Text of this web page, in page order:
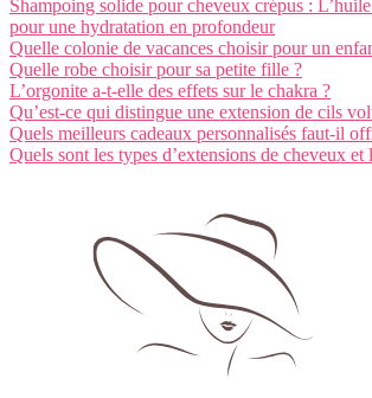
Shampoing solide pour cheveux crépus : L’huile
pour une hydratation en profondeur
Quelle colonie de vacances choisir pour un
Quelle robe choisir pour sa petite fille ?
L’orgonite a-t-elle des effets sur le chakra ?
Qu’est-ce qui distingue une extension de cils
Quels meilleurs cadeaux personnalisés faut-il
Quels sont les types d’extensions de cheveux et